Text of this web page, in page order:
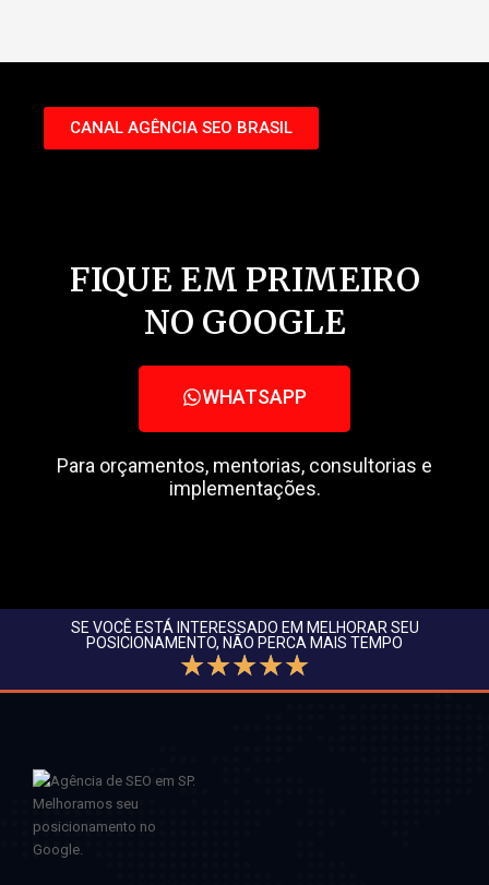
CANAL AGÊNCIA SEO BRASIL
FIQUE EM PRIMEIRO
NO GOOGLE
WHATSAPP
Para orçamentos, mentorias, consultorias e
implementações.
SE VOCÊ ESTÁ INTERESSADO EM MELHORAR SEU
POSICIONAMENTO, NÃO PERCA MAIS TEMPO
☆☆☆☆☆